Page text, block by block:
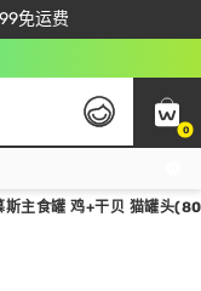
免运费
家优惠即减$50
0
主食罐 鸡+干贝 猫罐头